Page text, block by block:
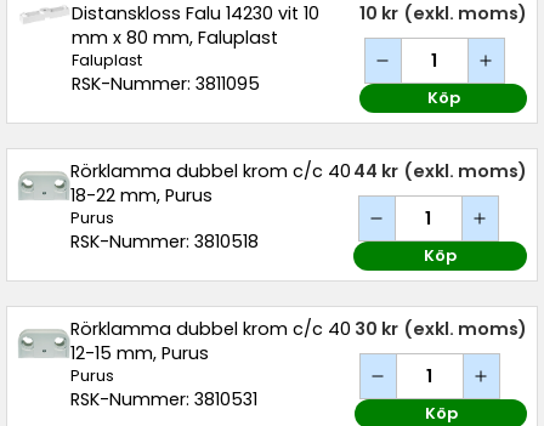
Distanskloss Falu 14230 vit 10
mm x 80 mm, Faluplast
Faluplast
RSK-Nummer: 3811095
10 kr (exkl. moms)
Köp
Rörklamma dubbel krom c/c 40
18-22 mm, Purus
Purus
RSK-Nummer: 3810518
44 kr (exkl. moms)
Köp
Rörklamma dubbel krom c/c 40
12-15 mm, Purus
Purus
RSK-Nummer: 3810531
30 kr (exkl. moms)
Köp